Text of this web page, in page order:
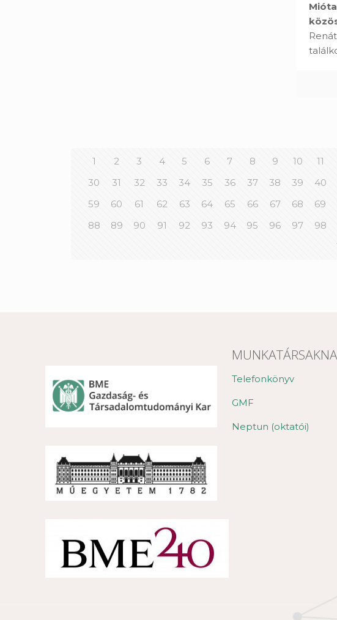
1 2 3 4 5 6 7 8 9 10 11
30
31 32 33 34 35 36 37 38 39 40
59
60 61 62 63 64 65 66 67 68 69
88
89 90 91 92 93 94 95 96 97 98
Telefonkönyv
GMF
Neptun (oktatói)